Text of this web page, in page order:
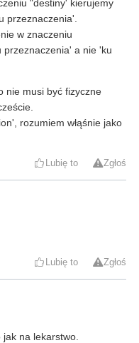
"destiny' kierujemy
przeznaczenia'.
w znaczeniu
a nie 'ku
nie musi być fizyczne
rozumiem włąśnie jako
Lubię to Zgłoś
Lubię to Zgłoś
na lekarstwo.